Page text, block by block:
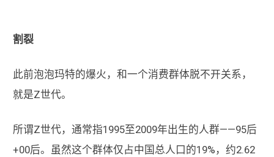
割裂
此前泡泡玛特的爆火，和一个消费群体脱不开关系，
就是Z世代。
所谓Z世代，通常指1995至2009年出生的人群——95后
+00后。虽然这个群体仅占中国总人口的19%，约2.62